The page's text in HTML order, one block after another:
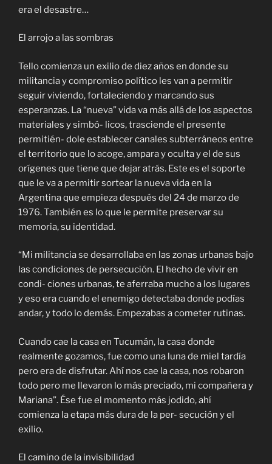
era el desastre…
El arrojo a las sombras
Tello comienza un exilio de diez años en donde su
militancia y compromiso político les van a permitir
seguir viviendo, fortaleciendo y marcando sus
esperanzas. La “nueva” vida va más allá de los aspectos
materiales y simbó- licos, trasciende el presente
permitién- dole establecer canales subterráneos entre
el territorio que lo acoge, ampara y oculta y el de sus
orígenes que tiene que dejar atrás. Este es el soporte
que le va a permitir sortear la nueva vida en la
Argentina que empieza después del 24 de marzo de
1976. También es lo que le permite preservar su
memoria, su identidad.
“Mi militancia se desarrollaba en las zonas urbanas bajo
las condiciones de persecución. El hecho de vivir en
condi- ciones urbanas, te aferraba mucho a los lugares
y eso era cuando el enemigo detectaba donde podías
andar, y todo lo demás. Empezabas a cometer rutinas.
Cuando cae la casa en Tucumán, la casa donde
realmente gozamos, fue como una luna de miel tardía
pero era de disfrutar. Ahí nos cae la casa, nos robaron
todo pero me llevaron lo más preciado, mi compañera y
Mariana”. Ése fue el momento más jodido, ahí
comienza la etapa más dura de la per- secución y el
exilio.
El camino de la invisibilidad